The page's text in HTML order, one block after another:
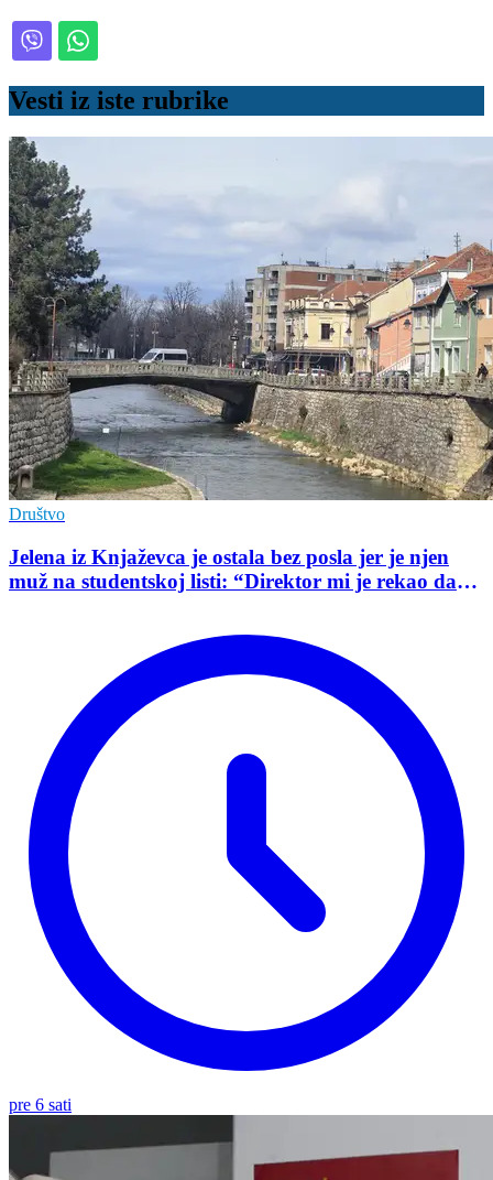
Vesti iz iste rubrike
Društvo
Jelena iz Knjaževca je ostala bez posla jer je njen
muž na studentskoj listi: “Direktor mi je rekao da
pre 6 sati